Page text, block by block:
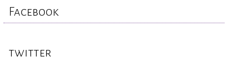
Facebook
twitter